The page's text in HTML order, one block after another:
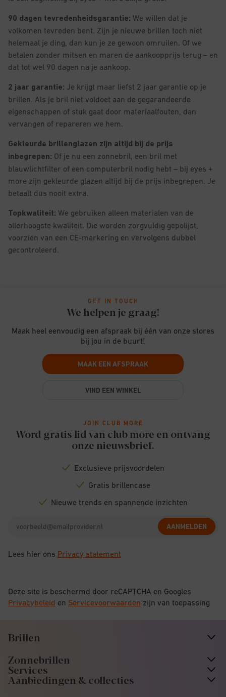
90 dagen tevredenheidsgarantie: We willen dat je
volkomen tevreden bent. Zijn je nieuwe brillen toch niet
helemaal je ding, dan kun je ze gewoon omruilen. Of we
betalen zonder mitsen en maren de aankoopprijs terug – en
dat tot wel 90 dagen na je aankoop.
2 jaar garantie: Je krijgt maar liefst 2 jaar garantie op je
brillen. Als je bril niet voldoet aan de gegarandeerde
eigenschappen of stuk gaat door materiaalfouten, dan
vervangen of repareren we hem.
Gekleurde brillenglazen zijn altijd bij de prijs
inbegrepen: Of je nu een zonnebril, een bril met
blauwlichtfilter of een computerbril nodig hebt – bij eyes +
more zijn gekleurde glazen altijd bij de prijs inbegrepen. Je
betaalt dus nooit extra.
Topkwaliteit: We gebruiken alleen materialen van de
allerhoogste kwaliteit. Die worden zorgvuldig gepolijst,
voorzien van een CE-markering en vervolgens dubbel
gecontroleerd.
GET IN TOUCH
We helpen je graag!
Maak heel eenvoudig een afspraak bij één van onze stores
bij jou in de buurt!
MAAK EEN AFSPRAAK
VIND EEN WINKEL
JOIN CLUB MORE
Word gratis lid van club more en ontvang
onze nieuwsbrief.
icon
Exclusieve prijsvoordelen
icon
Gratis brillencase
Nieuwe trends en spannende inzichten
address
AANMELDEN
Lees hier ons Privacy statement
Deze site is beschermd door reCAPTCHA en Googles
Privacybeleid en Servicevoorwaarden zijn van toepassing
Brillen
Zonnebrillen
Services
Aanbiedingen & collecties